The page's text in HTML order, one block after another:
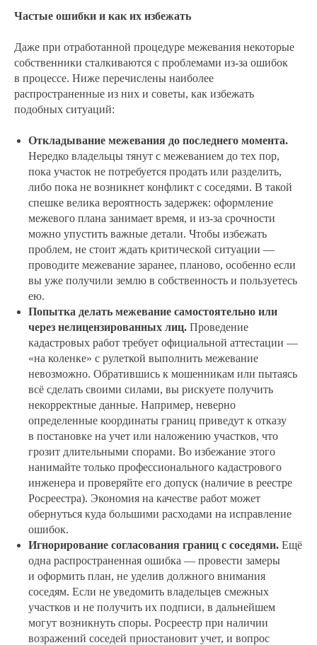
Частые ошибки и как их избежать
Даже при отработанной процедуре межевания некоторые
собственники сталкиваются с проблемами из-за ошибок
в процессе. Ниже перечислены наиболее
распространенные из них и советы, как избежать
подобных ситуаций:
Откладывание межевания до последнего момента.
Нередко владельцы тянут с межеванием до тех пор,
пока участок не потребуется продать или разделить,
либо пока не возникнет конфликт с соседями. В такой
спешке велика вероятность задержек: оформление
межевого плана занимает время, и из-за срочности
можно упустить важные детали. Чтобы избежать
проблем, не стоит ждать критической ситуации —
проводите межевание заранее, планово, особенно если
вы уже получили землю в собственность и пользуетесь
ею.
Попытка делать межевание самостоятельно или
через нелицензированных лиц. Проведение
кадастровых работ требует официальной аттестации —
«на коленке» с рулеткой выполнить межевание
невозможно. Обратившись к мошенникам или пытаясь
всё сделать своими силами, вы рискуете получить
некорректные данные. Например, неверно
определенные координаты границ приведут к отказу
в постановке на учет или наложению участков, что
грозит длительными спорами. Во избежание этого
нанимайте только профессионального кадастрового
инженера и проверяйте его допуск (наличие в реестре
Росреестра). Экономия на качестве работ может
обернуться куда большими расходами на исправление
ошибок.
Игнорирование согласования границ с соседями. Ещё
одна распространенная ошибка — провести замеры
и оформить план, не уделив должного внимания
соседям. Если не уведомить владельцев смежных
участков и не получить их подписи, в дальнейшем
могут возникнуть споры. Росреестр при наличии
возражений соседей приостановит учет, и вопрос